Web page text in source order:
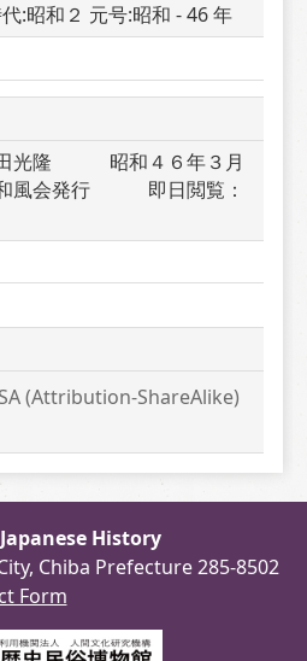
:昭和２ 元号:昭和 - 46 年
光隆　　　昭和４６年３月
風会発行　　　即日閲覧：
SA (Attribution-ShareAlike)
History
Chiba Prefecture 285-8502
Form